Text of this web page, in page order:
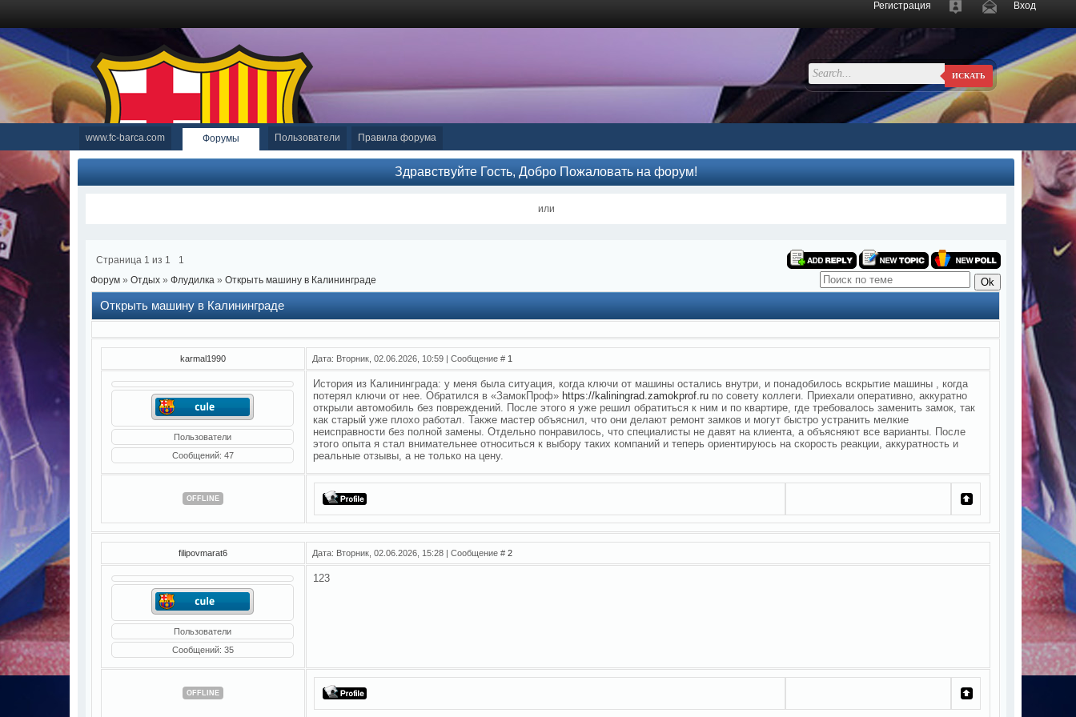
Вход
Регистрация
ИСКАТЬ
www.fc-barca.com Форумы Пользователи Правила форума
Здравствуйте Гость, Добро Пожаловать на форум!
или
Страница 1 из 1
1
Форум » Отдых » Флудилка » Открыть машину в Калининграде
Открыть машину в Калининграде
karmal1990 Дата: Вторник, 02.06.2026, 10:59 | Сообщение # 1
Пользователи
Сообщений: 47
История из Калининграда: у меня была ситуация, когда ключи от машины остались внутри, и понадобилось вскрытие машины , когда
потерял ключи от нее. Обратился в «ЗамокПроф» https://kaliningrad.zamokprof.ru по совету коллеги. Приехали оперативно, аккуратно
открыли автомобиль без повреждений. После этого я уже решил обратиться к ним и по квартире, где требовалось заменить замок, так
как старый уже плохо работал. Также мастер объяснил, что они делают ремонт замков и могут быстро устранить мелкие
неисправности без полной замены. Отдельно понравилось, что специалисты не давят на клиента, а объясняют все варианты. После
этого опыта я стал внимательнее относиться к выбору таких компаний и теперь ориентируюсь на скорость реакции, аккуратность и
реальные отзывы, а не только на цену.
OFFLINE
filipovmarat6 Дата: Вторник, 02.06.2026, 15:28 | Сообщение #2
Пользователи
Сообщений: 35
123
OFFLINE